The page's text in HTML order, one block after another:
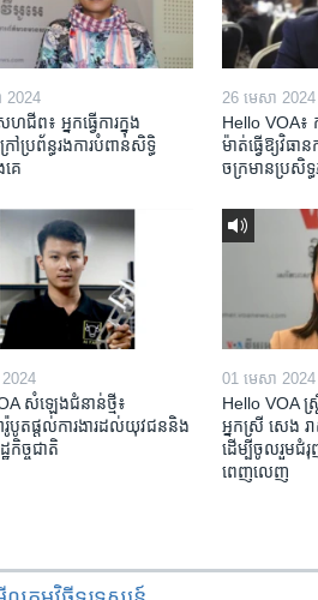
2024
ជីព៖ អ្នកធ្វើការក្នុង
រៅប្រព័ន្ធរងការបំពានសិទ្ធិ
គេ
26 មេសា 2024
Hello VOA៖
ម៉ាត់​ធ្វើ​ឱ្យ​វិធា
ចក្រ​មាន​ប្រសិទ្
សំឡេង​ជំនាន់​ថ្មី៖
ា​រ៉ូបូត​ផ្តល់​ការងារ​ដល់​យុវជននិង​
កិច្ច​ជាតិ​​​​​​
01 មេសា 2024
Hello VOA ស្
អ្នកស្រី សេង រ
ដើម្បីចូលរួមជំរុ
ពេញលេញ